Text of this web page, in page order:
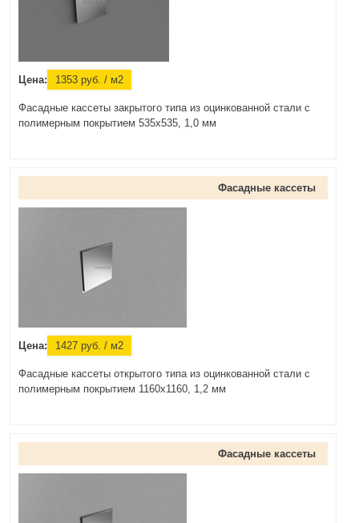
Цена: 1353 руб. / м2
Фасадные кассеты закрытого типа из оцинкованной стали с
полимерным покрытием 535х535, 1,0 мм
Фасадные кассеты
Цена: 1427 руб. / м2
Фасадные кассеты открытого типа из оцинкованной стали с
полимерным покрытием 1160х1160, 1,2 мм
Фасадные кассеты